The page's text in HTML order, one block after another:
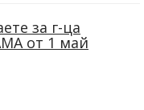
за г-ца
от 1 май